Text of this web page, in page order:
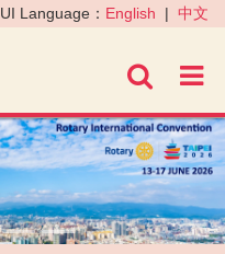
進階
UI Language： English | 中文
›